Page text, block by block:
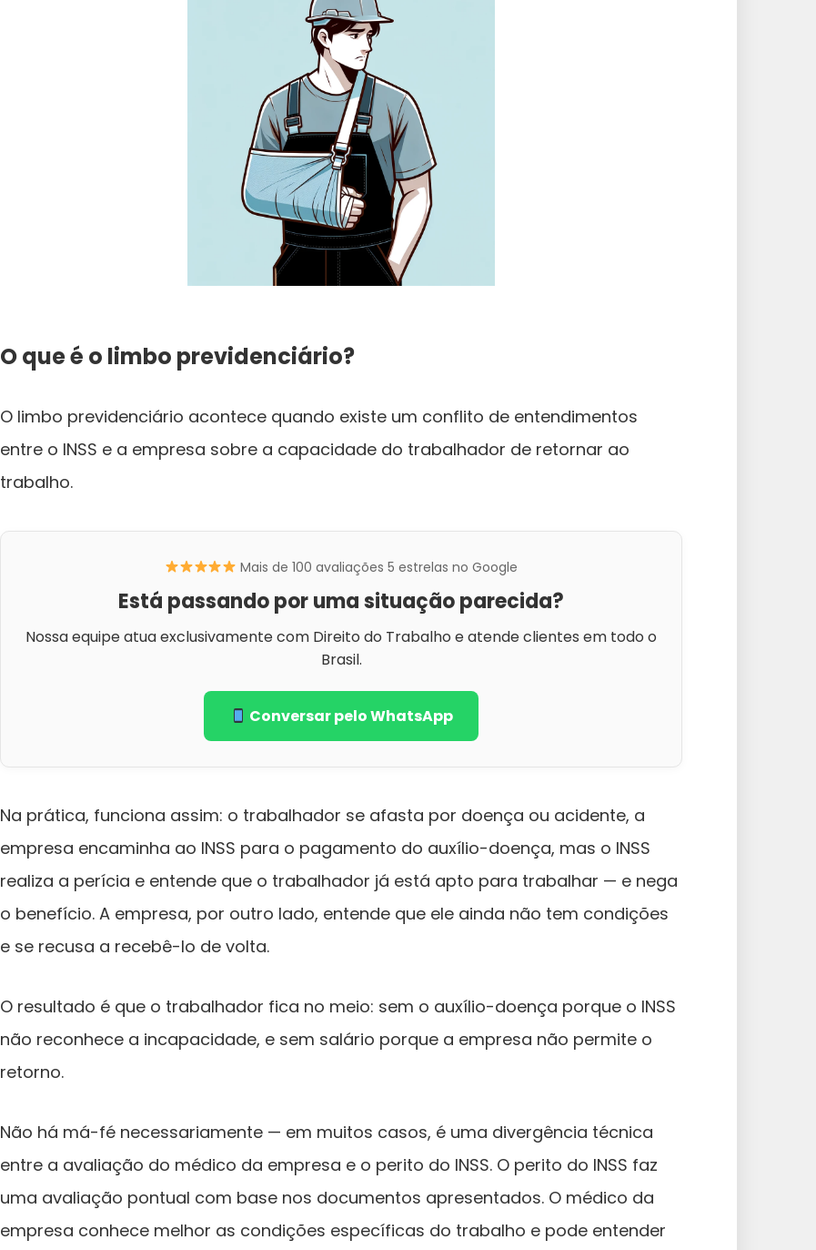
O que é o limbo previdenciário?
O limbo previdenciário acontece quando existe um conflito de entendimentos
entre o INSS e a empresa sobre a capacidade do trabalhador de retornar ao
trabalho.
Mais de 100 avaliações 5 estrelas no Google
Está passando por uma situação parecida?
Nossa equipe atua exclusivamente com Direito do Trabalho e atende clientes em todo o
Brasil.
Conversar pelo WhatsApp
Na prática, funciona assim: o trabalhador se afasta por doença ou acidente, a
empresa encaminha ao INSS para o pagamento do auxílio-doença, mas o INSS
realiza a perícia e entende que o trabalhador já está apto para trabalhar — e nega
o benefício. A empresa, por outro lado, entende que ele ainda não tem condições
e se recusa a recebê-lo de volta.
O resultado é que o trabalhador fica no meio: sem o auxílio-doença porque o INSS
não reconhece a incapacidade, e sem salário porque a empresa não permite o
retorno.
Não há má-fé necessariamente — em muitos casos, é uma divergência técnica
entre a avaliação do médico da empresa e o perito do INSS. O perito do INSS faz
uma avaliação pontual com base nos documentos apresentados. O médico da
empresa conhece melhor as condições específicas do trabalho e pode entender